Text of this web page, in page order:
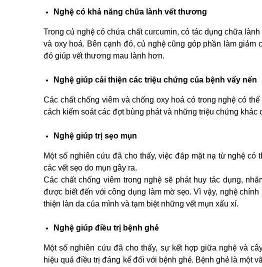
Nghệ có khả năng chữa lành vết thương
Trong củ nghệ có chứa chất curcumin, có tác dụng chữa
và oxy hoá. Bên cạnh đó, củ nghệ cũng góp phần làm
đó giúp vết thương mau lành hơn.
Nghệ giúp cải thiện các triệu chứng của bệnh vẩy nến
Các chất chống viêm và chống oxy hoá có trong nghệ có
cách kiểm soát các đợt bùng phát và những triệu chứng khác
Nghệ giúp trị sẹo mụn
Một số nghiên cứu đã cho thấy, việc đắp mặt nạ từ nghệ
các vết sẹo do mụn gây ra.
Các chất chống viêm trong nghệ sẽ phát huy tác dụng,
được biết đến với công dụng làm mờ sẹo. Vì vậy, nghệ
thiện làn da của mình và tạm biệt những vết mụn xấu xí.
Nghệ giúp điều trị bệnh ghẻ
Một số nghiên cứu đã cho thấy, sự kết hợp giữa nghệ và
hiệu quả điều trị đáng kể đối với bệnh ghẻ. Bệnh ghẻ là một